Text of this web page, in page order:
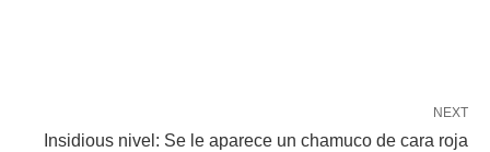
NEXT
Insidious nivel: Se le aparece un chamuco de cara roja